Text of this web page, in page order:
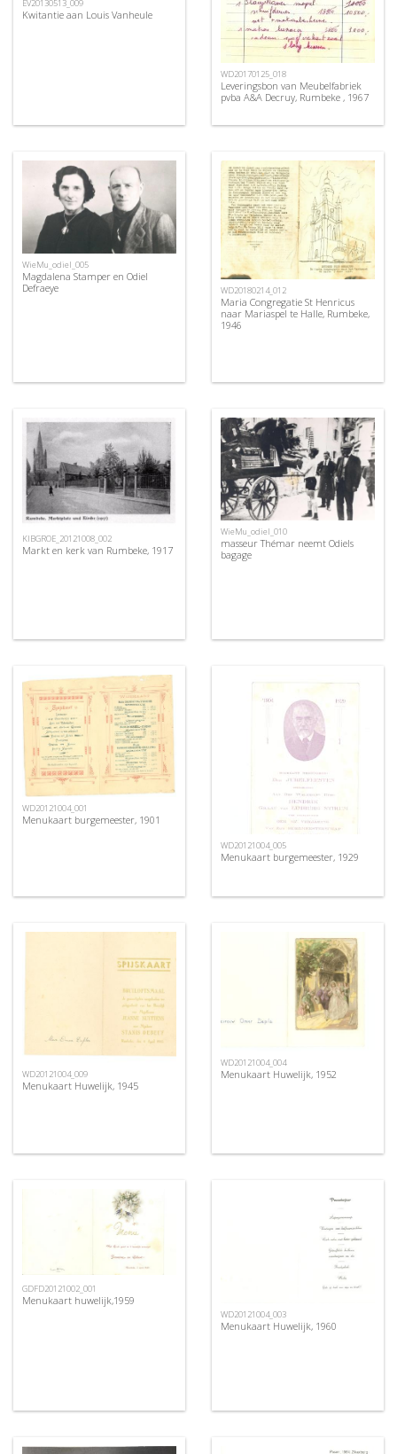
EV20130513_009
Kwitantie aan Louis Vanheule
WD20170125_018
Leveringsbon van Meubelfabriek
pvba A&A Decruy, Rumbeke , 1967
WieMu_odiel_005
Magdalena Stamper en Odiel
Defraeye
WD20180214_012
Maria Congregatie St Henricus
naar Mariaspel te Halle, Rumbeke,
1946
KIBGROE_20121008_002
Markt en kerk van Rumbeke, 1917
WieMu_odiel_010
masseur Thémar neemt Odiels
bagage
WD20121004_001
Menukaart burgemeester, 1901
WD20121004_005
Menukaart burgemeester, 1929
WD20121004_009
Menukaart Huwelijk, 1945
WD20121004_004
Menukaart Huwelijk, 1952
GDFD20121002_001
Menukaart huwelijk,1959
WD20121004_003
Menukaart Huwelijk, 1960